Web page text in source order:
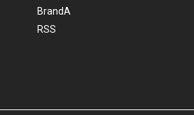
BrandA
RSS